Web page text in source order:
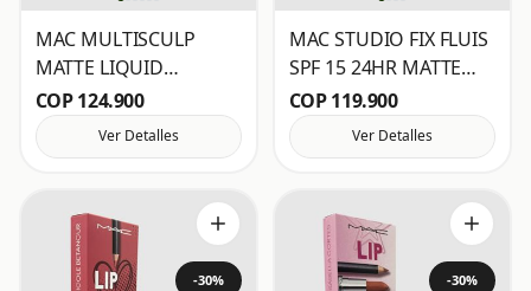
MAC MULTISCULP
MATTE LIQUID
COLOUR
COP 124.900
Ver Detalles
MAC STUDIO FIX FLUIS
SPF 15 24HR MATTE
FOUNDATION + OIL
CONTROL MINI M·A·C
COP 119.900
Ver Detalles
-30% -30%